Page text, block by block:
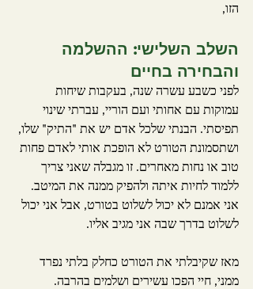
הזו,
השלב השלישי: ההשלמה
והבחירה בחיים
לפני כשבע עשרה שנה, בעקבות שיחות
עמוקות עם אחותי ועם הוריי, עברתי שינוי
תפיסתי. הבנתי שלכל אדם יש את "התיק" שלו,
ושתסמונת הטורט לא הופכת אותי לאדם פחות
טוב או נחות מאחרים. זו מגבלה שאני צריך
ללמוד לחיות איתה ולהפיק ממנה את המיטב.
אני אמנם לא יכול לשלוט בטורט, אבל אני יכול
לשלוט בדרך שבה אני מגיב אליו.
מאז שקיבלתי את הטורט כחלק בלתי נפרד
ממני, חיי הפכו עשירים ושלמים בהרבה.